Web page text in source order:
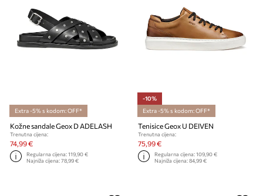
Extra -5% s kodom: OFF*
Kožne sandale Geox D ADELASH
Trenutna cijena:
74,99 €
Regularna cijena:119,90 €
Najniža cijena:78,99 €
-10%
Extra -5% s kodom: OFF*
Tenisice Geox U DEIVEN
Trenutna cijena:
75,99 €
Regularna cijena:109,90 €
Najniža cijena:84,99 €